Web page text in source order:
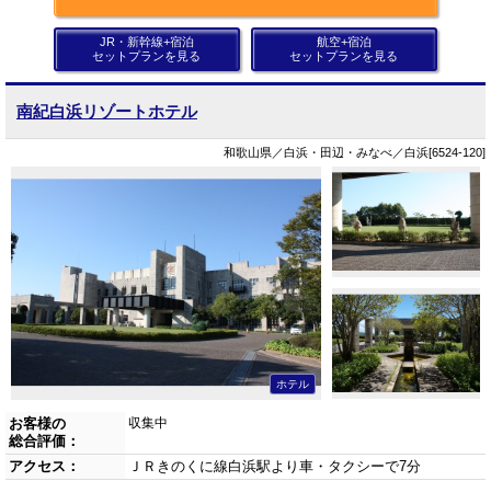
JR・新幹線+宿泊
セットプランを見る
航空+宿泊
セットプランを見る
南紀白浜リゾートホテル
和歌山県／白浜・田辺・みなべ／白浜[6524-120]
ホテル
お客様の
総合評価：
収集中
アクセス：
ＪＲきのくに線白浜駅より車・タクシーで7分